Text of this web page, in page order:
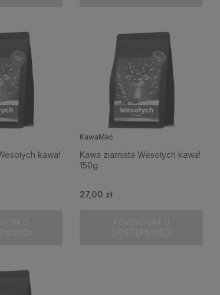
kawa!
KawaMać
Kawa ziarnista Wesołych kawa!
150g.
27,00 zł